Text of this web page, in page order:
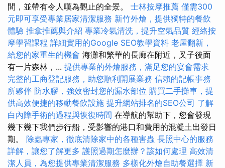
間，並帶有令人嘆為觀止的全景。 士林按摩推薦 僅需300
元即可享受專業居家清潔服務 新竹外燴，提供獨特的餐飲
體驗 推拿推薦與介紹 專業冷氣清洗，提升空氣品質 經絡按
摩學習課程 詳細實用的Google SEO教學資料 老屋翻新，
給您的家重生的機會 海灘和繁華的長廊在附近，叉子後面
有一片森林，... 提供專業的外燴服務，滿足您的宴會需求
完整的工商登記服務，助您順利開展業務 信賴的記帳事務
所夥伴 防水膠，強效密封您的漏水部位 購買二手攤車，提
供高效便捷的移動餐飲設施 提升網站排名的SEO公司 了解
白內障手術的過程與恢復時間 在導航的幫助下，您會發現
幾下幾下我們步行船，受影響的港口和費用的混凝土出發日
期。 除蟲專家，徹底清除家中的各種害蟲 長照中心的服務
詳解，讓您了解更多 護照過期怎麼辦？該如何處理 高效清
潔人員，為您提供專業清潔服務 多樣化外燴自助餐選擇 新